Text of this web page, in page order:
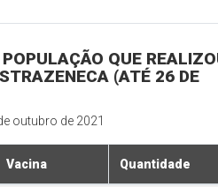
QUE
(ATÉ 26 DE
outubro de 2021
Vacina Quantidade